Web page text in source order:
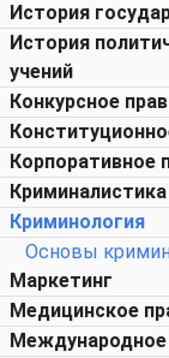
История
История
учений
Конкурсное
Корпоративное
Криминалистика
Криминология
Основы
Маркетинг
Медицинское
Международное